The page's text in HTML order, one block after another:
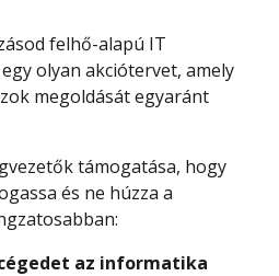
felhő-alapú IT
olyan akciótervet, amely
megoldását egyaránt
támogatása, hogy
és ne húzza a
az informatika